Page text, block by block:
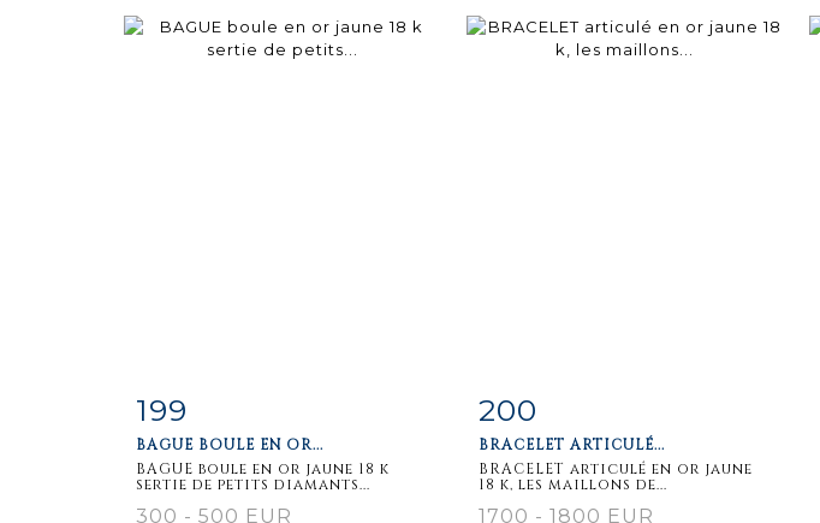
Fiche
199
BAGUE BOULE EN OR...
BAGUE boule en or jaune 18 k
sertie de petits diamants...
300 - 500 EUR
Fiche
détaillée
200
BRACELET ARTICULÉ...
BRACELET articulé en or jaune
18 k, les maillons de...
1700 - 1800 EUR